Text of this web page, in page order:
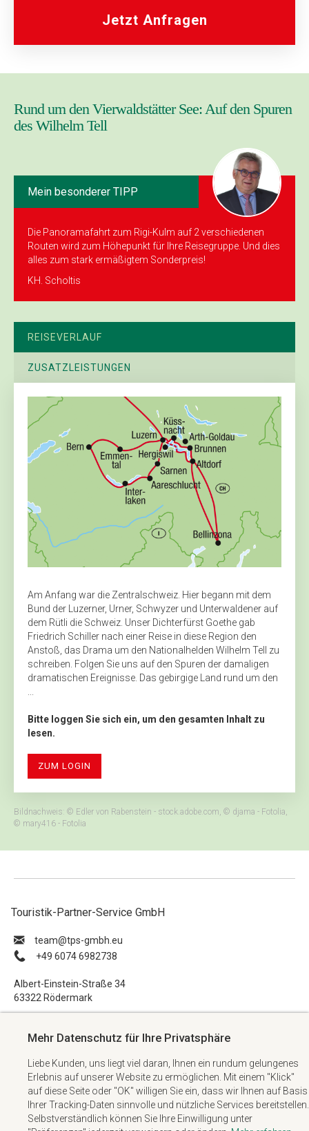
Jetzt Anfragen
Rund um den Vierwaldstätter See: Auf den Spuren
des Wilhelm Tell
Mein besonderer TIPP
Die Panoramafahrt zum Rigi-Kulm auf 2 verschiedenen
Routen wird zum Höhepunkt für Ihre Reisegruppe. Und dies
alles zum stark ermäßigtem Sonderpreis!
KH. Scholtis
REISEVERLAUF
ZUSATZLEISTUNGEN
Am Anfang war die Zentralschweiz. Hier begann mit dem
Bund der Luzerner, Urner, Schwyzer und Unterwaldener auf
dem Rütli die Schweiz. Unser Dichterfürst Goethe gab
Friedrich Schiller nach einer Reise in diese Region den
Anstoß, das Drama um den Nationalhelden Wilhelm Tell zu
schreiben. Folgen Sie uns auf den Spuren der damaligen
dramatischen Ereignisse. Das gebirgige Land rund um den
Bitte loggen Sie sich ein, um den gesamten Inhalt zu
lesen.
ZUM LOGIN
Bildnachweis: © Edler von Rabenstein - stock.adobe.com, © djama - Fotolia,
© mary416 - Fotolia
Touristik-Partner-Service GmbH
ue.hbmg-spt@maet
+49 6074 6982738
Albert-Einstein-Straße 34
63322 Rödermark
Impressum
AGB
Kontakt
Mehr Datenschutz für Ihre Privatsphäre
Liebe Kunden, uns liegt viel daran, Ihnen ein rundum gelungenes
Erlebnis auf unserer Website zu ermöglichen. Mit einem "Klick"
auf diese Seite oder "OK" willigen Sie ein, dass wir Ihnen auf Basis
Ihrer Tracking-Daten sinnvolle und nützliche Services bereitstellen.
Selbstverständlich können Sie Ihre Einwilligung unter